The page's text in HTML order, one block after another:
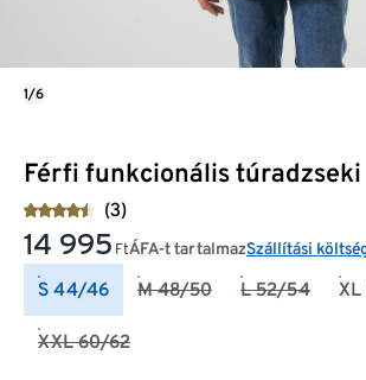
Férfi funkcionális túradzseki
(3)
14 995 FtÁFA-t tartalmazSzállítási
S 44/46 M 48/50 L 52/54
XXL 60/62
1/6